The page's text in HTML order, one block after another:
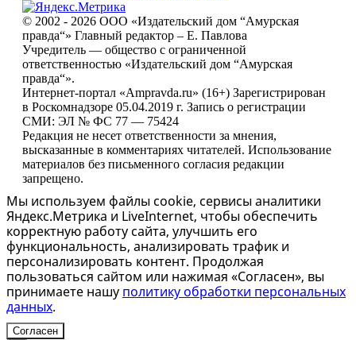
© 2002 - 2026 ООО «Издательский дом “Амурская
правда“» Главный редактор – Е. Павлова
Учредитель — общество с ограниченной
ответственностью «Издательский дом “Амурская
правда“».
Интернет-портал «Ampravda.ru» (16+) Зарегистрирован
в Роскомнадзоре 05.04.2019 г. Запись о регистрации
СМИ: ЭЛ № ФС 77 — 75424
Редакция не несет ответственности за мнения,
высказанные в комментариях читателей. Использование
материалов без письменного согласия редакции
запрещено.
Мы используем файлы cookie, сервисы аналитики
Яндекс.Метрика и LiveInternet, чтобы обеспечить
корректную работу сайта, улучшить его
функциональность, анализировать трафик и
персонализировать контент. Продолжая
пользоваться сайтом или нажимая «Согласен», вы
принимаете нашу политику обработки персональных
данных.
Согласен